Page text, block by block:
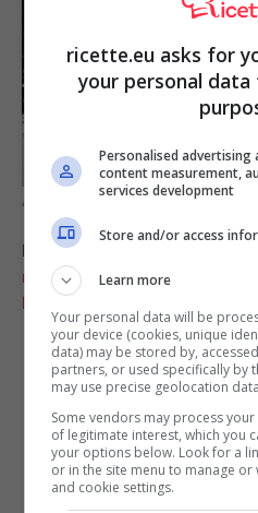
Alessandro Borghese a Cortesie per
LEGGI ANCHE:
nuovo’: se la mangi il
lascerà più
ricette.eu asks for
your personal
Personalised
content measurement,
services development
Store and/or access
Learn more
Your personal data will be
your device (cookies, unique
data) may be stored by,
partners, or used specifically by
may use precise geolocation
Some vendors may process
of legitimate interest, which you
your options below. Look for a
or in the site menu to manage
and cookie settings.